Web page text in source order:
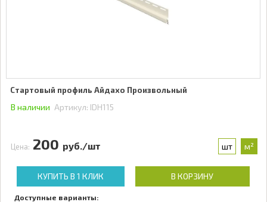
Стартовый профиль Айдахо Произвольный
В наличии Артикул: IDH115
Цена: 200 руб./шт шт м²
КУПИТЬ В 1 КЛИК В КОРЗИНУ
Доступные варианты: